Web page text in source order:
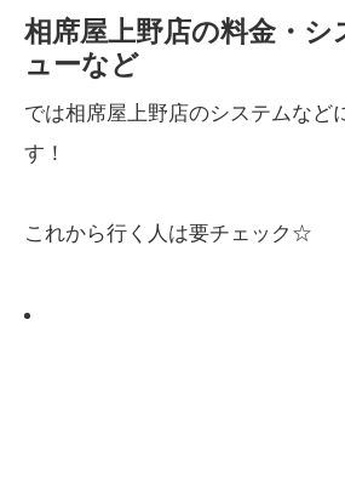
相席屋上野店の料金・シ
ューなど
では相席屋上野店のシステムなど
す！
これから行く人は要チェック☆